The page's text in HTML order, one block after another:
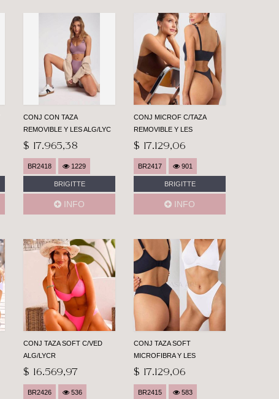
CONJ CON TAZA
REMOVIBLE Y LES ALG/LYC
DO
$ 17.965,38
BR2418 1229
BRIGITTE
INFO
CONJ MICROF C/TAZA
REMOVIBLE Y LES
$ 17.129,06
BR2417 901
BRIGITTE
INFO
CONJ TAZA SOFT C/VED
ALG/LYCR
$ 16.569,97
BR2426 536
CONJ TAZA SOFT
MICROFIBRA Y LES
$ 17.129,06
BR2415 583